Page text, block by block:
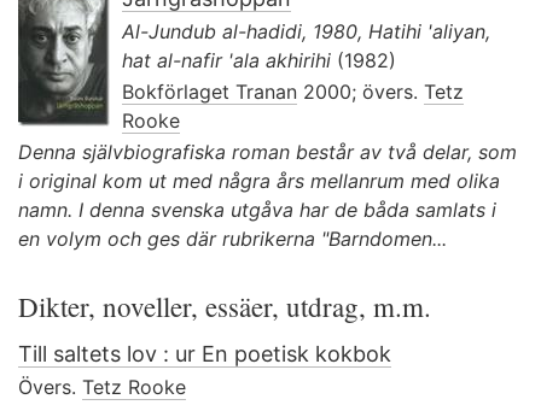
Al-Jundub al-hadidi, 1980, Hatihi 'aliyan,
hat al-nafir 'ala akhirihi (1982)
Bokförlaget Tranan 2000; övers. Tetz
Rooke
Denna självbiografiska roman består av två delar, som
i original kom ut med några års mellanrum med olika
namn. I denna svenska utgåva har de båda samlats i
en volym och ges där rubrikerna "Barndomen...
Dikter, noveller, essäer, utdrag, m.m.
Till saltets lov : ur En poetisk kokbok
Övers. Tetz Rooke